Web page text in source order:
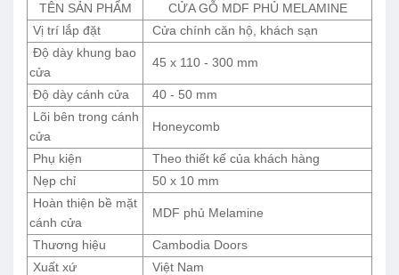
TÊN SẢN PHẨM
CỬA GỖ MDF PHỦ MELAMINE
Vị trí lắp đặt
Cửa chính căn hộ, khách sạn
Độ dày khung bao
cửa
45 x 110 - 300 mm
Độ dày cánh cửa
40 - 50 mm
Lõi bên trong cánh
cửa
Honeycomb
Phụ kiện
Theo thiết kế của khách hàng
Nẹp chỉ
50 x 10 mm
Hoàn thiện bề mặt
cánh cửa
MDF phủ Melamine
Thương hiệu
Cambodia Doors
Xuất xứ
Việt Nam